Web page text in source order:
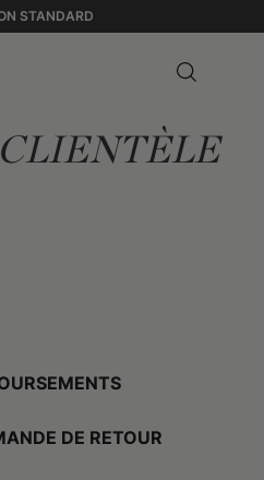
STANDARD
DE RETOUR